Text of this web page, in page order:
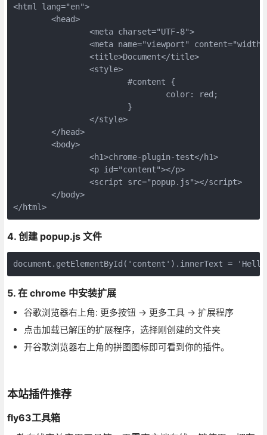
<html lang="en">
	<head>
		<meta charset="UTF-8">
<meta name="viewport"
		<title>Document</title>
		<style>
			#content {
				color: red;
			}
		</style>
	</head>
	<body>
		<h1>chrome-plugin-test</h1>
		<p id="content"></p>
		<script src="popup.js"></script>
	</body>
</html>
4. 创建 popup.js 文件
document.getElementById('content').innerText =
5. 在 chrome 中安装扩展
谷歌浏览器右上角: 更多按钮 -> 更多工具 -> 扩展程序
点击加载已解压的扩展程序，选择刚创建的文件夹
开谷歌浏览器右上角的拼图图标即可看到你的插件。
本站插件推荐
fly63工具箱